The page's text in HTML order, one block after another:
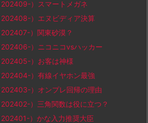
）スマートメガネ
）エヌビディア決算
）関東砂漠？
）ニコニコvsハッカー
）お客は神様
）有線イヤホン最強
）オンプレ回帰の理由
）三角関数は役に立つ？
）かな入力推奨大臣